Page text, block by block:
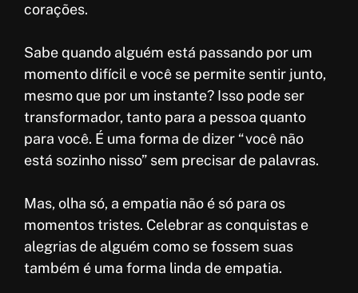
corações.
Sabe quando alguém está passando por um
momento difícil e você se permite sentir junto,
mesmo que por um instante? Isso pode ser
transformador, tanto para a pessoa quanto
para você. É uma forma de dizer “você não
está sozinho nisso” sem precisar de palavras.
Mas, olha só, a empatia não é só para os
momentos tristes. Celebrar as conquistas e
alegrias de alguém como se fossem suas
também é uma forma linda de empatia.